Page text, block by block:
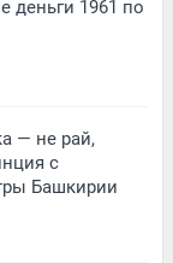
деньги 1961 по
— не рай,
с
Башкирии